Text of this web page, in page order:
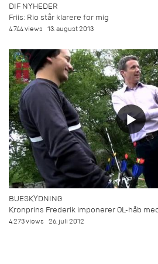
DIF NYHEDER
Friis: Rio står klarere for mig
4.744 views 13. august 2013
BUESKYDNING
Kronprins Frederik imponerer OL-håb
4.273 views 26. juli 2012